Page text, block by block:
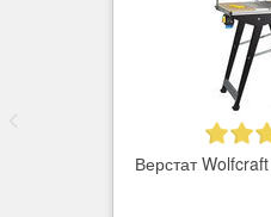
Технічні характеристики
Габаритні розміри
Інша специфікація на
Комплект поставки
Верстат